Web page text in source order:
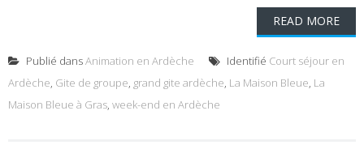
READ MORE
Publié dansAnimation en Ardèche Identifié Court séjour en
Ardèche, Gite de groupe, grand gite ardèche, La Maison Bleue, La
Maison Bleue à Gras, week-end en Ardèche